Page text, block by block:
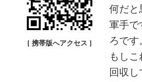
何だと
軍手で
ろです
もし
回収
[ 携帯版へアクセス ]